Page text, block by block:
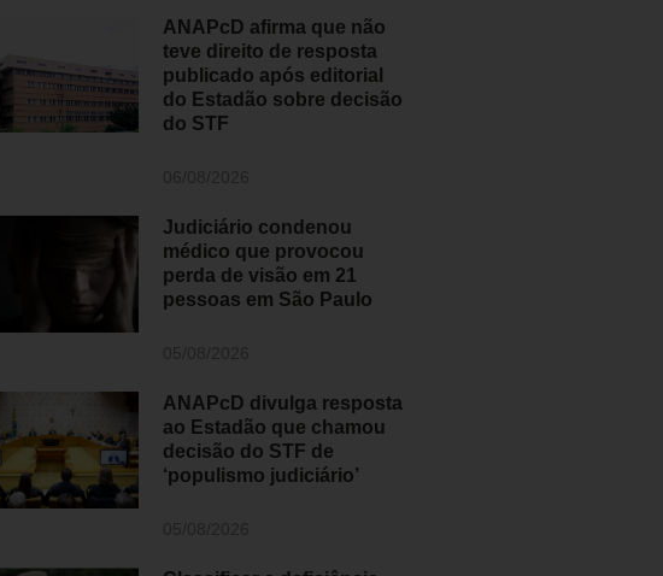
ANAPcD afirma que não
teve direito de resposta
publicado após editorial
do Estadão sobre decisão
do STF
Judiciário condenou
médico que provocou
perda de visão em 21
pessoas em São Paulo
ANAPcD divulga resposta
ao Estadão que chamou
decisão do STF de
‘populismo judiciário’